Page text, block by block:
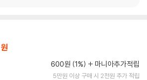
600원 (1%) 마니아추가적립
5만원 이상 구매 시 2천원 추가 적립